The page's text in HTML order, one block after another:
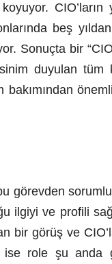
CIO’ların
beş
Sonuçta bir
duyulan tüm
görevden
ilgiyi ve profili
bir görüş ve
ise role şu anda